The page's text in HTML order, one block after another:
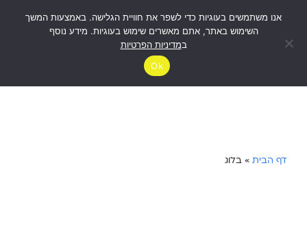
לבדיקת
דף הבית » בלוג
אנו משתמשים בעוגיות כדי לשפר את חוויית הגלישה. באמצעות המשך
השימוש באתר, אתם מאשרים שימוש בעוגיות. מידע נוסף
במדיניות הפרטיות
Ok